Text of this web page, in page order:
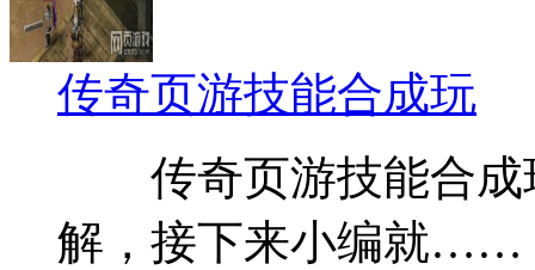
传奇页游技能合成玩
传奇页游技能合成
解，接下来小编就……